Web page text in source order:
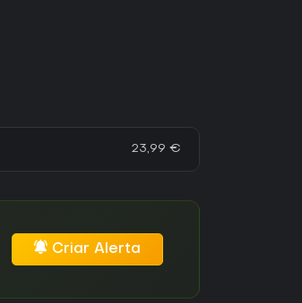
23,99 €
Criar Alerta